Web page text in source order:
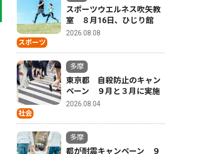
スポーツ
スポーツウエルネス吹矢教
室 ８月16日、ひじり館
2026.08.08
社会
多摩
東京都 自殺防止のキャン
ペーン ９月と３月に実施
2026.08.04
多摩
都が耐震キャンペーン ９